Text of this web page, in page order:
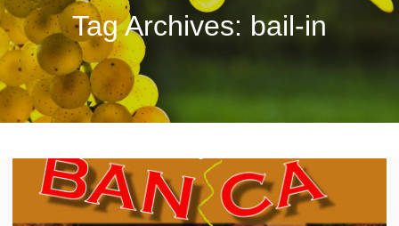
Tag Archives: bail-in